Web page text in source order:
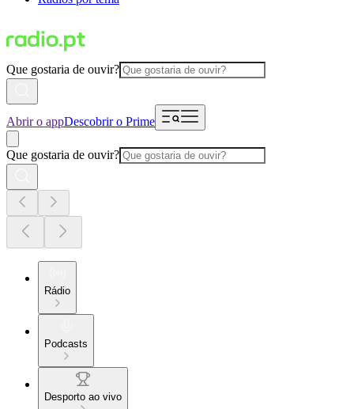
Que gostaria de ouvir?
Abrir o appDescobrir o Prime
Que gostaria de ouvir?
Rádio
Podcasts
Desporto ao vivo